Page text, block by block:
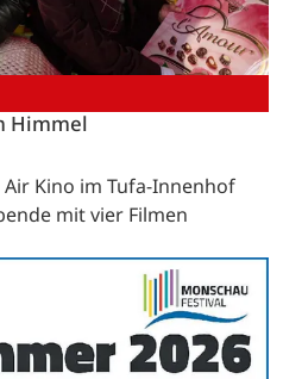
Himmel
Kino im Tufa-Innenhof
mit vier Filmen